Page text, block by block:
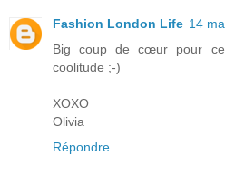
Fashion London Life 14
Big coup de cœur pour
coolitude ;-)
XOXO
Olivia
Répondre